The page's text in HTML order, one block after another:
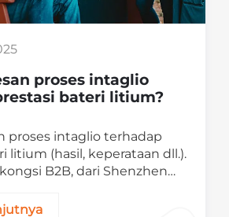
proses intaglio
bateri litium?
proses intaglio terhadap
litium (hasil, keperataan dll.).
B2B, dari Shenzhen
yang luas.